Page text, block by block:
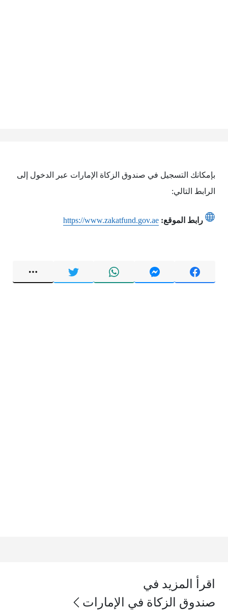
بإمكانك التسجيل في صندوق الزكاة الإمارات عبر الدخول إلى
الرابط التالي:
رابط الموقع: https://www.zakatfund.gov.ae
اقرأ المزيد في
صندوق الزكاة في الإمارات